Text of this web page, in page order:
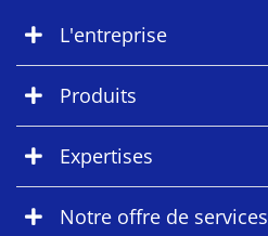
L'entreprise
Produits
Expertises
Notre offre de services